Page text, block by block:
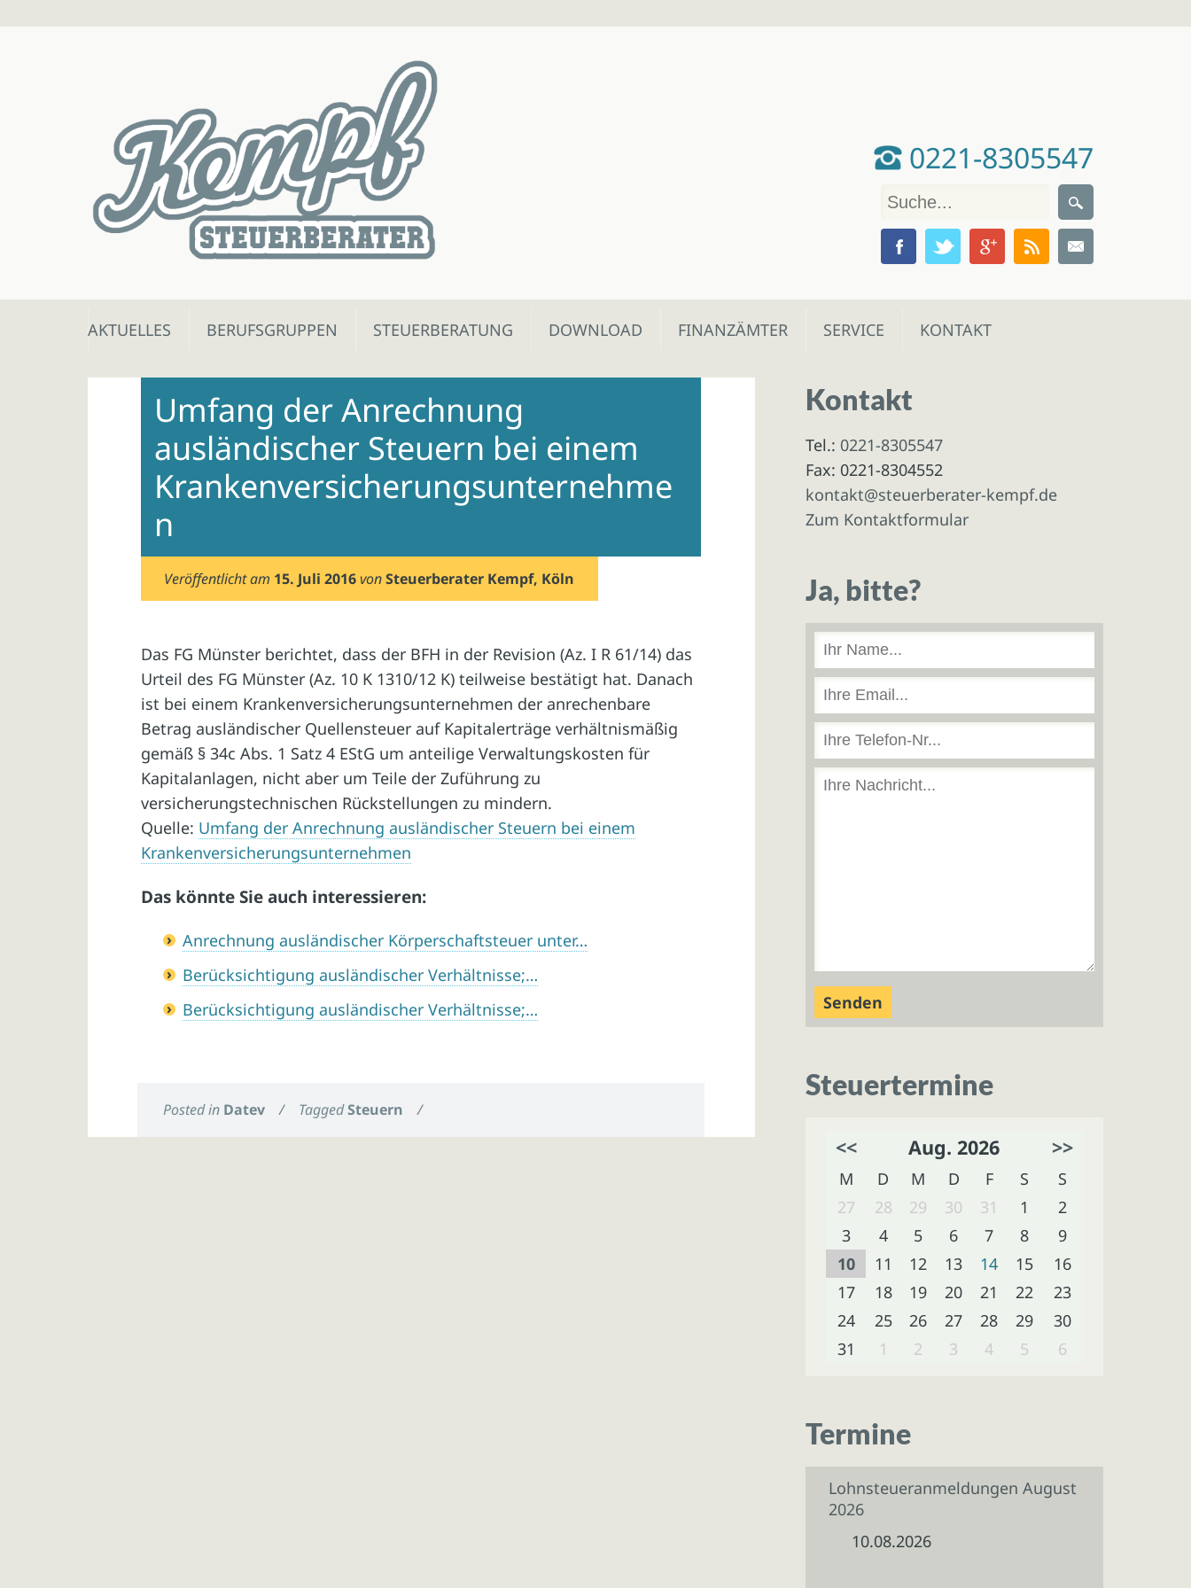
0221-8305547
Skip
AKTUELLES BERUFSGRUPPEN STEUERBERATUNG DOWNLOAD FINANZÄMTER SERVICE KONTAKT
Umfang der Anrechnung
ausländischer Steuern bei einem
Krankenversicherungsunternehme
n
Veröffentlicht am 15. Juli 2016 vonSteuerberater Kempf, Köln
Das FG Münster berichtet, dass der BFH in der Revision (Az. I R 61/14) das
Urteil des FG Münster (Az. 10 K 1310/12 K) teilweise bestätigt hat. Danach
ist bei einem Krankenversicherungsunternehmen der anrechenbare
Betrag ausländischer Quellensteuer auf Kapitalerträge verhältnismäßig
gemäß § 34c Abs. 1 Satz 4 EStG um anteilige Verwaltungskosten für
Kapitalanlagen, nicht aber um Teile der Zuführung zu
versicherungstechnischen Rückstellungen zu mindern.
Quelle: Umfang der Anrechnung ausländischer Steuern bei einem
Krankenversicherungsunternehmen
Das könnte Sie auch interessieren:
Anrechnung ausländischer Körperschaftsteuer unter…
Berücksichtigung ausländischer Verhältnisse;…
Berücksichtigung ausländischer Verhältnisse;…
Posted in Datev / TaggedSteuern /
Kontakt
Tel.: 0221-8305547
Fax: 0221-8304552
kontakt@steuerberater-kempf.de
Zum Kontaktformular
Ja, bitte?
Steuertermine
<< Aug. 2026 >>
M D M D F S
S
27
28 29 30 31 1
2
3
4 5 6 7 8
9
10
11 12 13 14 15
16
17
18 19 20 21 22
23
24
25 26 27 28 29
30
31
1 2 3 4 5 6
Termine
Lohnsteueranmeldungen August
2026
10.08.2026